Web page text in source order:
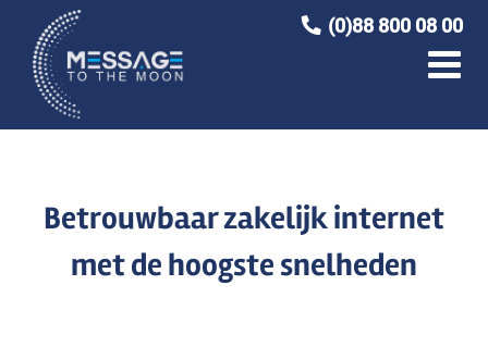
(0)88 800 08 00
naar
inhoud
Betrouwbaar zakelijk internet
met de hoogste snelheden